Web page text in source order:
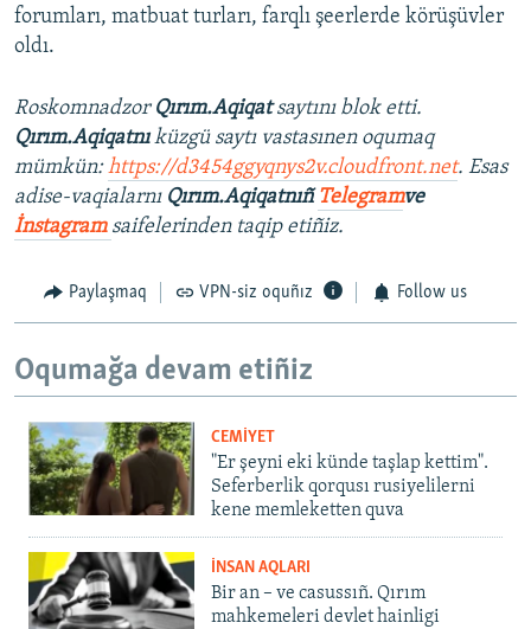
forumları, matbuat turları, farqlı şeerlerde körüşüvler
oldı.
Roskomnadzor Qırım.Aqiqatsaytını blok etti.
Qırım.Aqiqatnıküzgü saytı vastasınen oqumaq
mümkün:https://d3454ggyqnys2v.cloudfront.net. Esas
adise-vaqialarnı Qırım.Aqiqatnıñ Telegramve
İnstagram saifelerinden taqip etiñiz.
Paylaşmaq VPN-siz oquñız Follow us
Oqumağa devam etiñiz
CEMİYET
"Er şeyni eki künde taşlap kettim".
Seferberlik qorqusı rusiyelilerni
kene memleketten quva
İNSAN AQLARI
Bir an – ve casussıñ. Qırım
mahkemeleri devlet hainligi